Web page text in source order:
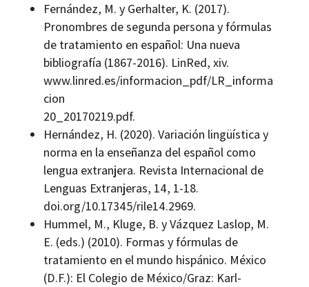
Fernández, M. y Gerhalter, K. (2017).
Pronombres de segunda persona y fórmulas
de tratamiento en español: Una nueva
bibliografía (1867-2016). LinRed, xiv.
www.linred.es/informacion_pdf/LR_informa
cion
20_20170219.pdf.
Hernández, H. (2020). Variación lingüística y
norma en la enseñanza del español como
lengua extranjera. Revista Internacional de
Lenguas Extranjeras, 14, 1-18.
doi.org/10.17345/rile14.2969.
Hummel, M., Kluge, B. y Vázquez Laslop, M.
E. (eds.) (2010). Formas y fórmulas de
tratamiento en el mundo hispánico. México
(D.F.): El Colegio de México/Graz: Karl-